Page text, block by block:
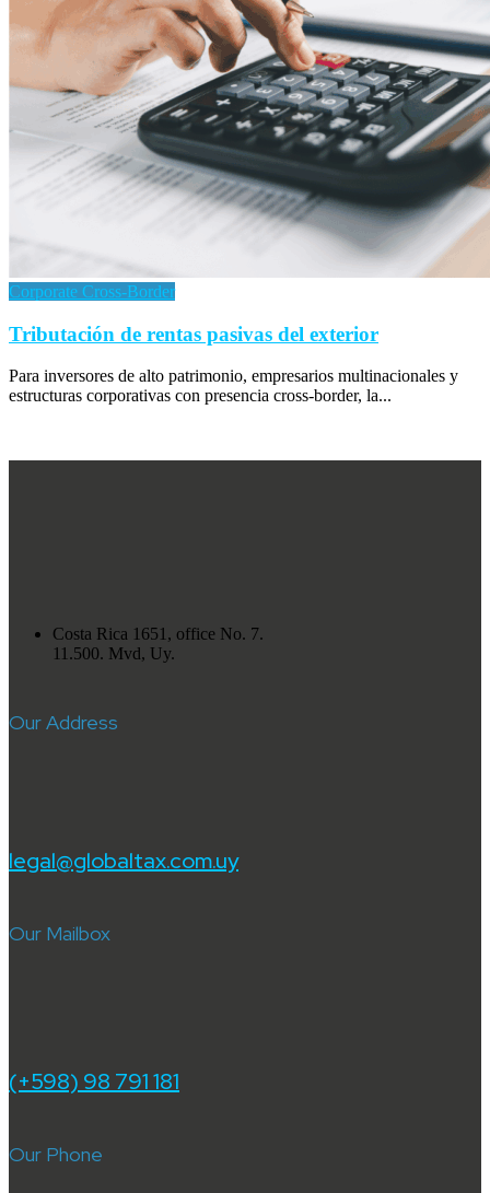
Corporate Cross-Border
Tributación de rentas pasivas del exterior
Para inversores de alto patrimonio, empresarios multinacionales y
estructuras corporativas con presencia cross-border, la...
Costa Rica 1651, office No. 7.
11.500. Mvd, Uy.
Our Address
legal@globaltax.com.uy
Our Mailbox
(+598) 98 791 181
Our Phone